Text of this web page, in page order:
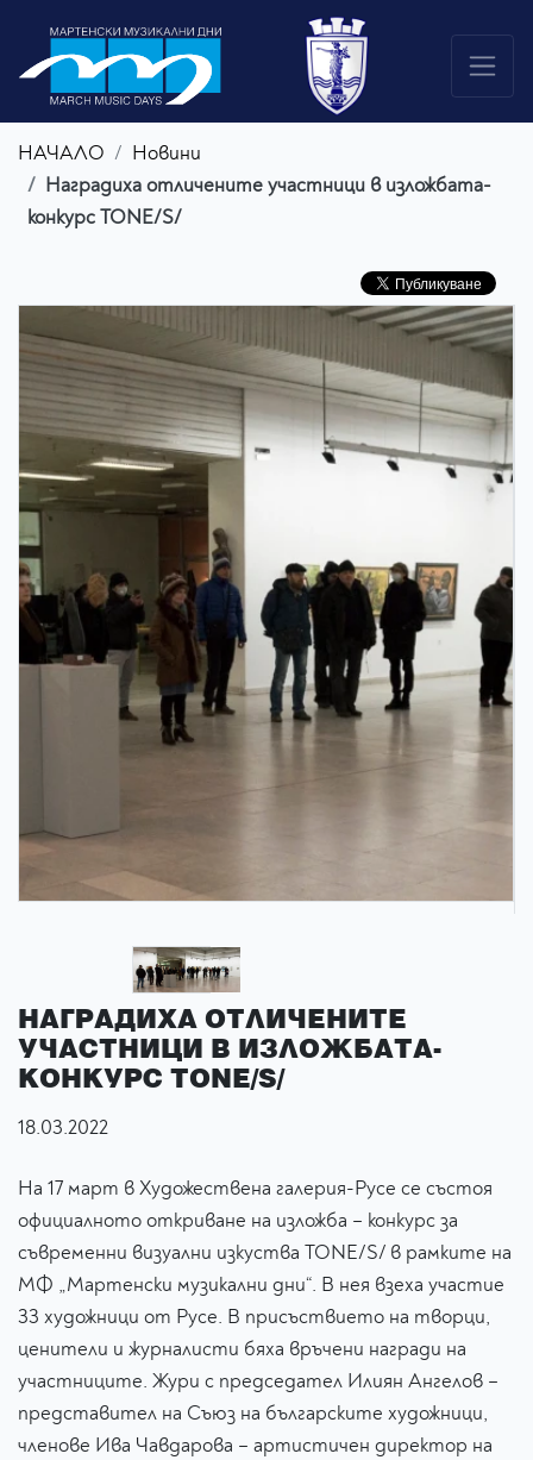
НАЧАЛО
Новини
Наградиха отличените участници в изложбата-
конкурс TONE/S/
НАГРАДИХА ОТЛИЧЕНИТЕ
УЧАСТНИЦИ В ИЗЛОЖБАТА-
КОНКУРС TONE/S/
18.03.2022
На 17 март в Художествена галерия-Русе се състоя
официалното откриване на изложба – конкурс за
съвременни визуални изкуства TONE/S/ в рамките на
МФ „Мартенски музикални дни“. В нея взеха участие
33 художници от Русе. В присъствието на творци,
ценители и журналисти бяха връчени награди на
участниците. Жури с председател Илиян Ангелов –
представител на Съюз на българските художници,
членове Ива Чавдарова – артистичен директор на